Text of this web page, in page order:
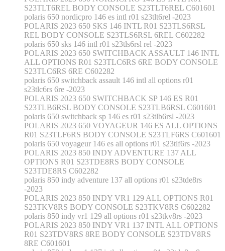
S23TLT6REL BODY CONSOLE S23TLT6REL C601601
polaris 650 nordicpro 146 es intl r01 s23tlt6rel -2023
POLARIS 2023 650 SKS 146 INTL R01 S23TLS6RSL
REL BODY CONSOLE S23TLS6RSL 6REL C602282
polaris 650 sks 146 intl r01 s23tls6rsl rel -2023
POLARIS 2023 650 SWITCHBACK ASSAULT 146 INTL
ALL OPTIONS R01 S23TLC6RS 6RE BODY CONSOLE
S23TLC6RS 6RE C602282
polaris 650 switchback assault 146 intl all options r01
s23tlc6rs 6re -2023
POLARIS 2023 650 SWITCHBACK SP 146 ES R01
S23TLB6RSL BODY CONSOLE S23TLB6RSL C601601
polaris 650 switchback sp 146 es r01 s23tlb6rsl -2023
POLARIS 2023 650 VOYAGEUR 146 ES ALL OPTIONS
R01 S23TLF6RS BODY CONSOLE S23TLF6RS C601601
polaris 650 voyageur 146 es all options r01 s23tlf6rs -2023
POLARIS 2023 850 INDY ADVENTURE 137 ALL
OPTIONS R01 S23TDE8RS BODY CONSOLE
S23TDE8RS C602282
polaris 850 indy adventure 137 all options r01 s23tde8rs
-2023
POLARIS 2023 850 INDY VR1 129 ALL OPTIONS R01
S23TKV8RS BODY CONSOLE S23TKV8RS C602282
polaris 850 indy vr1 129 all options r01 s23tkv8rs -2023
POLARIS 2023 850 INDY VR1 137 INTL ALL OPTIONS
R01 S23TDV8RS 8RE BODY CONSOLE S23TDV8RS
8RE C601601